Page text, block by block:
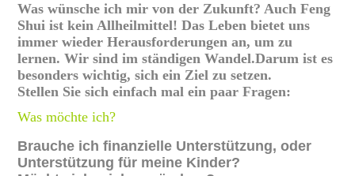
Was wünsche ich mir von der Zukunft? Auch Feng
Shui ist kein Allheilmittel! Das Leben bietet uns
immer wieder Herausforderungen an, um zu
lernen. Wir sind im ständigen Wandel.Darum ist es
besonders wichtig, sich ein Ziel zu setzen.
Stellen Sie sich einfach mal ein paar Fragen:
Was möchte ich?
Brauche ich finanzielle Unterstützung, oder
Unterstützung für meine Kinder?